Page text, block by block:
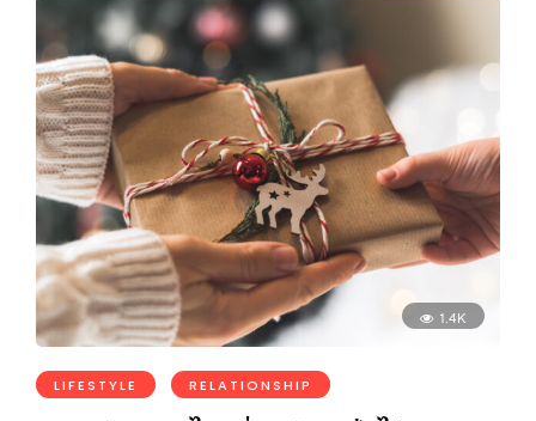
1.4K
LIFESTYLE RELATIONSHIP